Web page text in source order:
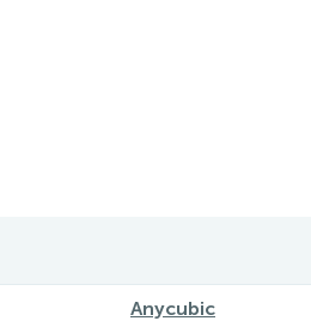
Anycubic